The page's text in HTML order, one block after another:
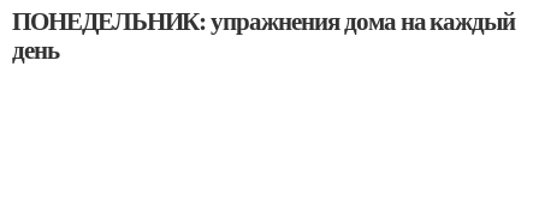
ПОНЕДЕЛЬНИК: упражнения дома на каждый
день